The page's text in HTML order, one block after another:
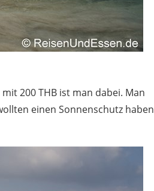
200 THB ist man dabei. Man
einen Sonnenschutz haben